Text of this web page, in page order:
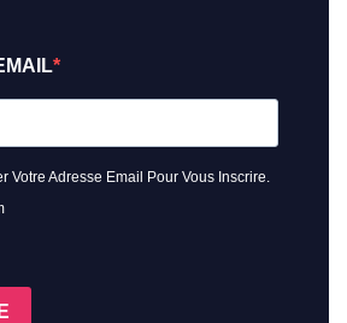
Votre Adresse Email Pour Vous Inscrire.